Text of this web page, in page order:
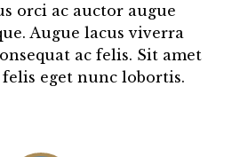
orci ac auctor augue
Augue lacus viverra
ac felis. Sit amet
eget nunc lobortis.